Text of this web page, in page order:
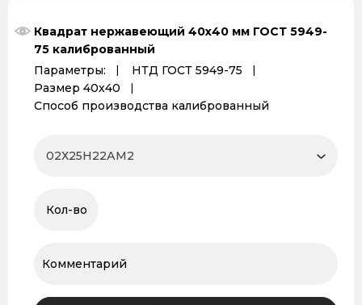
Квадрат нержавеющий 40х40 мм ГОСТ 5949-
75 калиброванный
Параметры:
НТД ГОСТ 5949-75
Размер 40х40
Способ производства калиброванный